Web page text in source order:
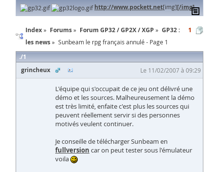
http://www.pockett.net[img][/img]
Index Forums Forum GP32 / GP2X / XGP
GP32 :
les news
Sunbeam le rpg français annulé - Page 1
1
1
grincheux
Le 11/02/2007 à 09:29
L'équipe qui s'occupait de ce jeu ont délivré une
démo et les sources. Malheureusement la démo
est très limité, enfaite c'est plus les sources qui
peuvent réellement servir si des personnes
motivés veulent continuer.
Je conseille de télécharger Sunbeam en
fullversion car on peut tester sous l'émulateur
voila